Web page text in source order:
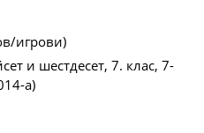
игрови)
и шестдесет, 7. клас, 7-
а)